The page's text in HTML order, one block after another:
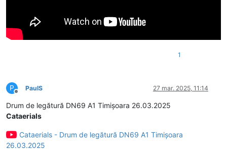
1
P
Deconectat
PaulS 27 mar. 2025, 11:14
Drum de legătură DN69 A1 Timișoara 26.03.2025
Cataerials
Cataerials - Drum de legătură DN69 A1 Timișoara
26.03.2025